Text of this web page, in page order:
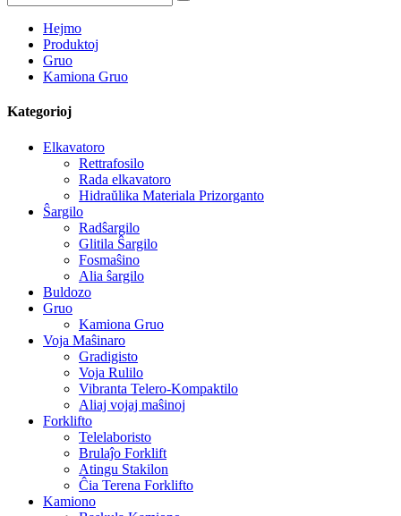
Hejmo
Produktoj
Gruo
Kamiona Gruo
Kategorioj
Elkavatoro
Rettrafosilo
Rada elkavatoro
Hidraŭlika Materiala Prizorganto
Ŝargilo
Radŝargilo
Glitila Ŝargilo
Fosmaŝino
Alia ŝargilo
Buldozo
Gruo
Kamiona Gruo
Voja Maŝinaro
Gradigisto
Voja Rulilo
Vibranta Telero-Kompaktilo
Aliaj vojaj maŝinoj
Forklifto
Telelaboristo
Brulaĵo Forklift
Atingu Stakilon
Ĉia Terena Forklifto
Kamiono